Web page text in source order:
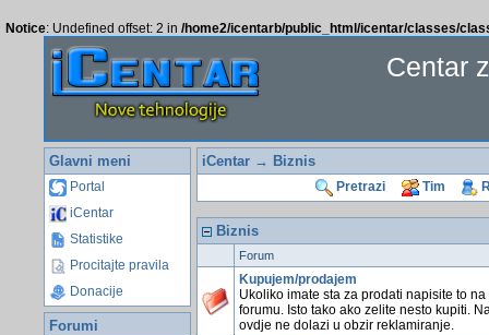
Notice: Undefined offset: 2 in /home2/icentarb/public_html/icentar/classes/
Centar
Glavni meni
Portal
iCentar
Statistike
Procitajte pravila
Donacije
Forumi
iCentar→ Biznis
Pretrazi Tim
Biznis
Forum
Kupujem/prodajem
Ukoliko imate sta za prodati napisite to na
forumu. Isto tako ako zelite nesto kupiti.
ovdje ne dolazi u obzir reklamiranje.